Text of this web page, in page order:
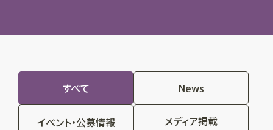
すべて News
イベント・公募情報 メディア掲載